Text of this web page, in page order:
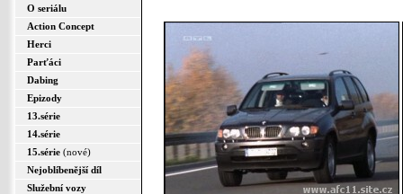
O seriálu
Action Concept
Herci
Parťáci
Dabing
Epizody
13.série
14.série
15.série (nové)
Nejoblíbenější díl
Služební vozy